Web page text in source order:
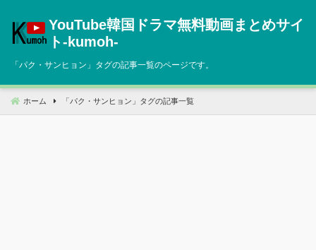
へ
動
YouTube韓国ドラマ無料動画まとめサイ
ト‐kumoh‐
「パク・サンヒョン 」タグの記事一覧のページです。
ホーム 「 パク・サンヒョン 」タグの記事一覧